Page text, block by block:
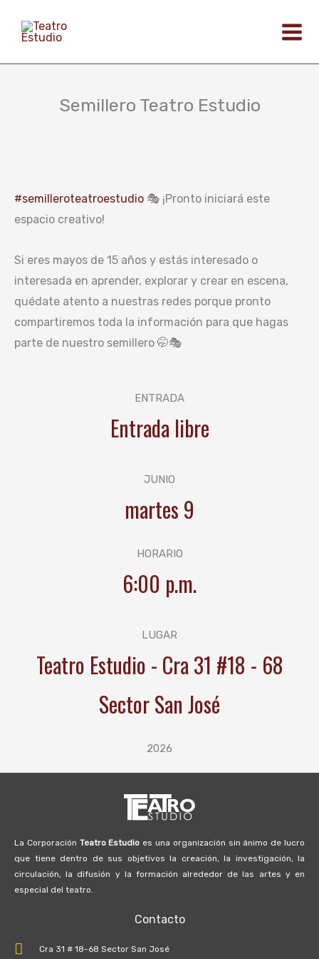
Semillero Teatro Estudio
#semilleroteatroestudio 🎭 ¡Pronto iniciará este
espacio creativo!
Si eres mayos de 15 años y estás interesado o
interesada en aprender, explorar y crear en escena,
quédate atento a nuestras redes porque pronto
compartiremos toda la información para que hagas
parte de nuestro semillero 🤭🎭
ENTRADA
Entrada libre
JUNIO
martes 9
HORARIO
6:00 p.m.
LUGAR
Teatro Estudio - Cra 31 #18 - 68
Sector San José
2026
La Corporación Teatro Estudio es una organización sin ánimo de lucro
que tiene dentro de sus objetivos la creación, la investigación, la
circulación, la difusión y la formación alrededor de las artes y en
especial del teatro.
Contacto
Cra 31 # 18-68 Sector San José